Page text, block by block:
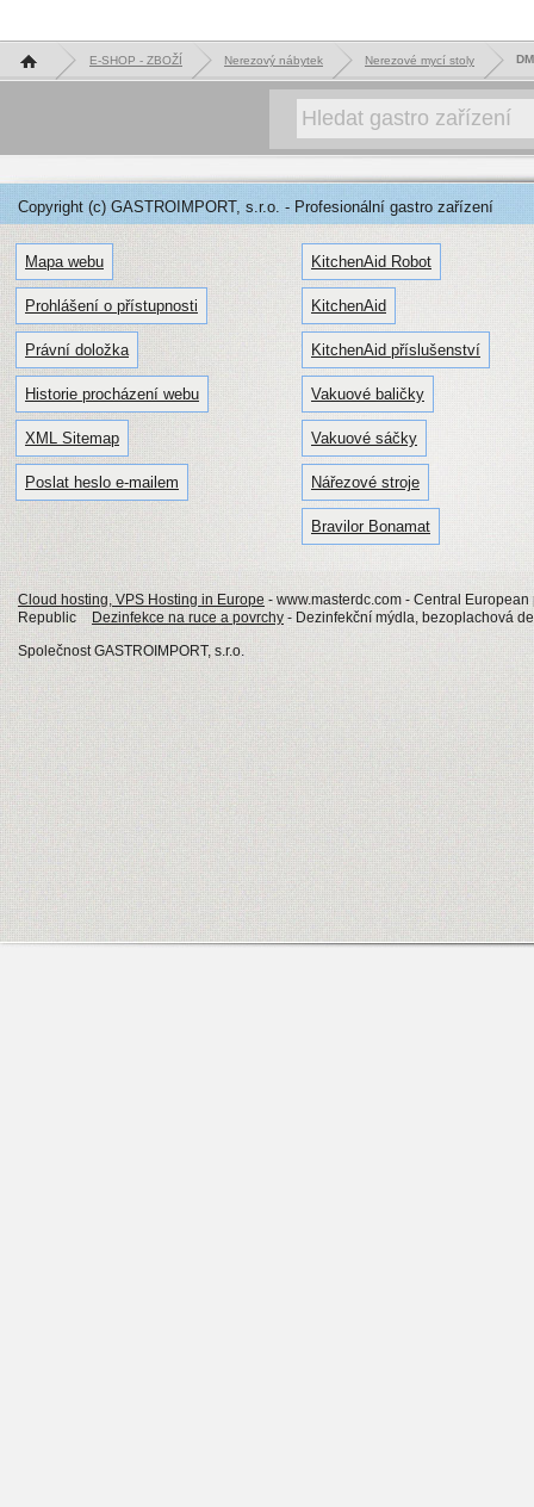
Hlavní stránka E-SHOP - ZBOŽÍ Nerezový nábytek Nerezové mycí stoly
Copyright (c) GASTROIMPORT, s.r.o. - Profesionální gastro zařízení
Mapa webu
Prohlášení o přístupnosti
Právní doložka
Historie procházení webu
XML Sitemap
Poslat heslo e-mailem
KitchenAid Robot
KitchenAid
KitchenAid příslušenství
Vakuové baličky
Vakuové sáčky
Nářezové stroje
Bravilor Bonamat
Cloud hosting, VPS Hosting in Europe - www.masterdc.com - Central
Republic
Dezinfekce na ruce a povrchy - Dezinfekční mýdla, bezoplachová
Společnost GASTROIMPORT, s.r.o.